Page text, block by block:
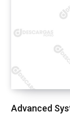
Advanced